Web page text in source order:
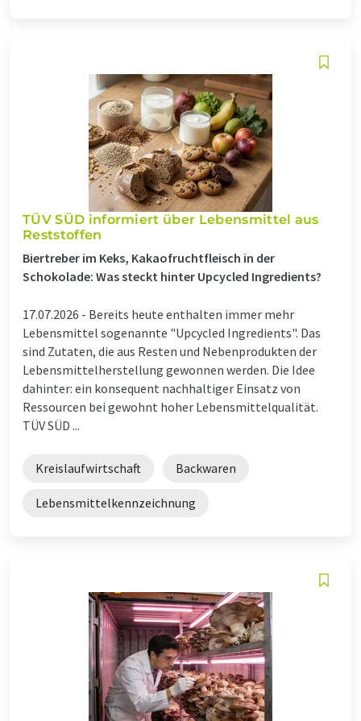
TÜV SÜD informiert über Lebensmittel aus
Reststoffen
Biertreber im Keks, Kakaofruchtfleisch in der
Schokolade: Was steckt hinter Upcycled Ingredients?
17.07.2026 - Bereits heute enthalten immer mehr
Lebensmittel sogenannte "Upcycled Ingredients". Das
sind Zutaten, die aus Resten und Nebenprodukten der
Lebensmittelherstellung gewonnen werden. Die Idee
dahinter: ein konsequent nachhaltiger Einsatz von
Ressourcen bei gewohnt hoher Lebensmittelqualität.
TÜV SÜD ...
Kreislaufwirtschaft Backwaren
Lebensmittelkennzeichnung